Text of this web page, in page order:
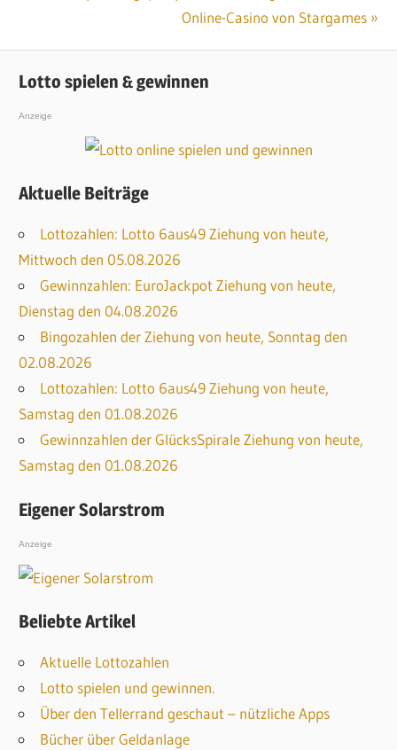
Beitragsnavigation
Nächster
Online-Casino von Stargames
Lotto spielen & gewinnen
Anzeige
Aktuelle Beiträge
Lottozahlen: Lotto 6aus49 Ziehung von heute,
Mittwoch den 05.08.2026
Gewinnzahlen: EuroJackpot Ziehung von heute,
Dienstag den 04.08.2026
Bingozahlen der Ziehung von heute, Sonntag den
02.08.2026
Lottozahlen: Lotto 6aus49 Ziehung von heute,
Samstag den 01.08.2026
Gewinnzahlen der GlücksSpirale Ziehung von heute,
Samstag den 01.08.2026
Eigener Solarstrom
Anzeige
Beliebte Artikel
Aktuelle Lottozahlen
Lotto spielen und gewinnen.
Über den Tellerrand geschaut – nützliche Apps
Bücher über Geldanlage